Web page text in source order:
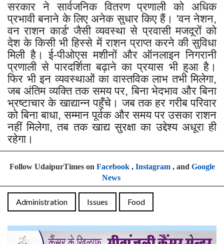
सरकार ने सार्वजनिक वितरण प्रणाली को अधिक
प्रभावी बनाने के लिए अनेक सुधार किए हैं। 'वन नेशन,
वन राशन कार्ड' जैसी व्यवस्था से प्रवासी मजदूरों को
देश के किसी भी हिस्से में राशन प्राप्त करने की सुविधा
मिली है। ई-पीओएस मशीनों और ऑनलाइन निगरानी
प्रणाली से पारदर्शिता बढ़ाने का प्रयास भी हुआ है।
फिर भी इन व्यवस्थाओं का वास्तविक लाभ तभी मिलेगा,
जब अंतिम व्यक्ति तक समय पर, बिना भेदभाव और बिना
भ्रष्टाचार के खाद्यान्न पहुँचे। जब तक हर गरीब परिवार
को बिना बाधा, सम्मान पूर्वक और समय पर उसका राशन
नहीं मिलेगा, तब तक खाद्य सुरक्षा का उद्देश्य अधूरा ही
रहेगा।
Follow UdaipurTimes on Facebook, Instagram, and Google
News
Administration Issues Food